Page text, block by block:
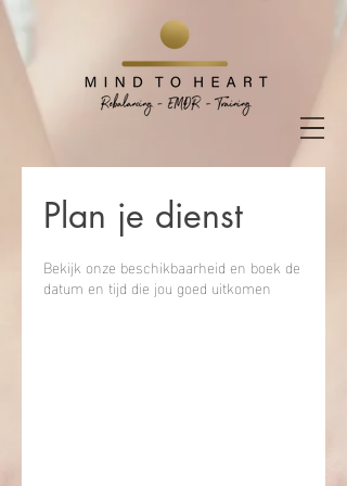
Plan je dienst
Bekijk onze beschikbaarheid en boek de
datum en tijd die jou goed uitkomen